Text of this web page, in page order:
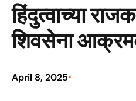
हिंदुत्वाच्या
शिवसेना
April 8, 2025•